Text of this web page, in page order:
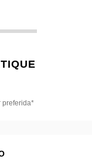
preferida*